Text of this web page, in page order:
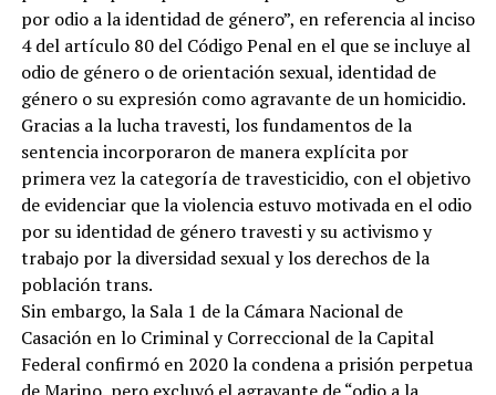
por odio a la identidad de género”, en referencia al inciso
4 del artículo 80 del Código Penal en el que se incluye al
odio de género o de orientación sexual, identidad de
género o su expresión como agravante de un homicidio.
Gracias a la lucha travesti, los fundamentos de la
sentencia incorporaron de manera explícita por
primera vez la categoría de travesticidio, con el objetivo
de evidenciar que la violencia estuvo motivada en el odio
por su identidad de género travesti y su activismo y
trabajo por la diversidad sexual y los derechos de la
población trans.
Sin embargo, la Sala 1 de la Cámara Nacional de
Casación en lo Criminal y Correccional de la Capital
Federal confirmó en 2020 la condena a prisión perpetua